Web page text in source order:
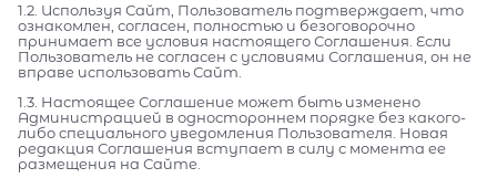
1.2. Используя Сайт, Пользователь подтверждает, что
ознакомлен, согласен, полностью и безоговорочно
принимает все условия настоящего Соглашения. Если
Пользователь не согласен с условиями Соглашения, он не
вправе использовать Сайт.
1.3. Настоящее Соглашение может быть изменено
Администрацией в одностороннем порядке без какого-
либо специального уведомления Пользователя. Новая
редакция Соглашения вступает в силу с момента ее
размещения на Сайте.